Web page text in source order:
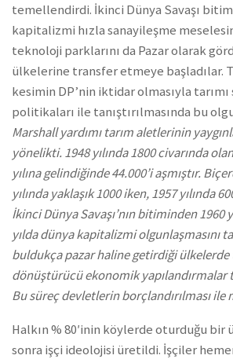
temellendirdi. İkinci Dünya Savaşı
kapitalizmi hızla sanayileşme
teknoloji parklarını da Pazar olarak
ülkelerine transfer etmeye başladılar.
kesimin DP’nin iktidar olmasıyla
politikaları ile tanıştırılmasında bu
Marshall yardımı tarım aletlerinin
yönelikti. 1948 yılında 1800 civarında
yılına gelindiğinde 44.000’i aşmıştır.
yılında yaklaşık 1000 iken, 1957 yılında
İkinci Dünya Savaşı’nın bitiminden 1960
yılda dünya kapitalizmi olgunlaşmasını
buldukça pazar haline getirdiği ülkelerde
dönüştürücü ekonomik
Bu süreç devletlerin borçlandırılması ile
Halkın % 80′inin köylerde oturduğu bir
sonra işçi ideolojisi üretildi. İşçiler